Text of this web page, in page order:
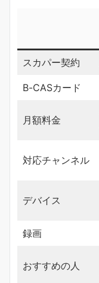
スカパー契約
B-CASカード
月額料金
対応チャンネル
デバイス
録画
おすすめの人